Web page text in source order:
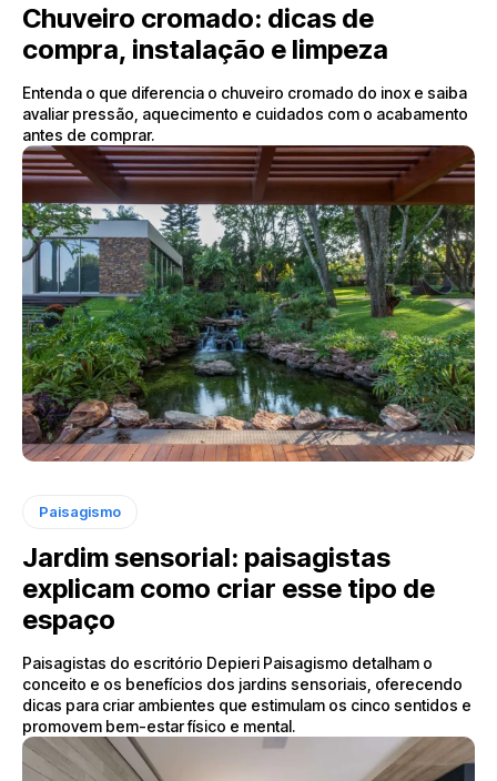
Chuveiro cromado: dicas de
compra, instalação e limpeza
Entenda o que diferencia o chuveiro cromado do inox e saiba
avaliar pressão, aquecimento e cuidados com o acabamento
antes de comprar.
Paisagismo
Jardim sensorial: paisagistas
explicam como criar esse tipo de
espaço
Paisagistas do escritório Depieri Paisagismo detalham o
conceito e os benefícios dos jardins sensoriais, oferecendo
dicas para criar ambientes que estimulam os cinco sentidos e
promovem bem-estar físico e mental.